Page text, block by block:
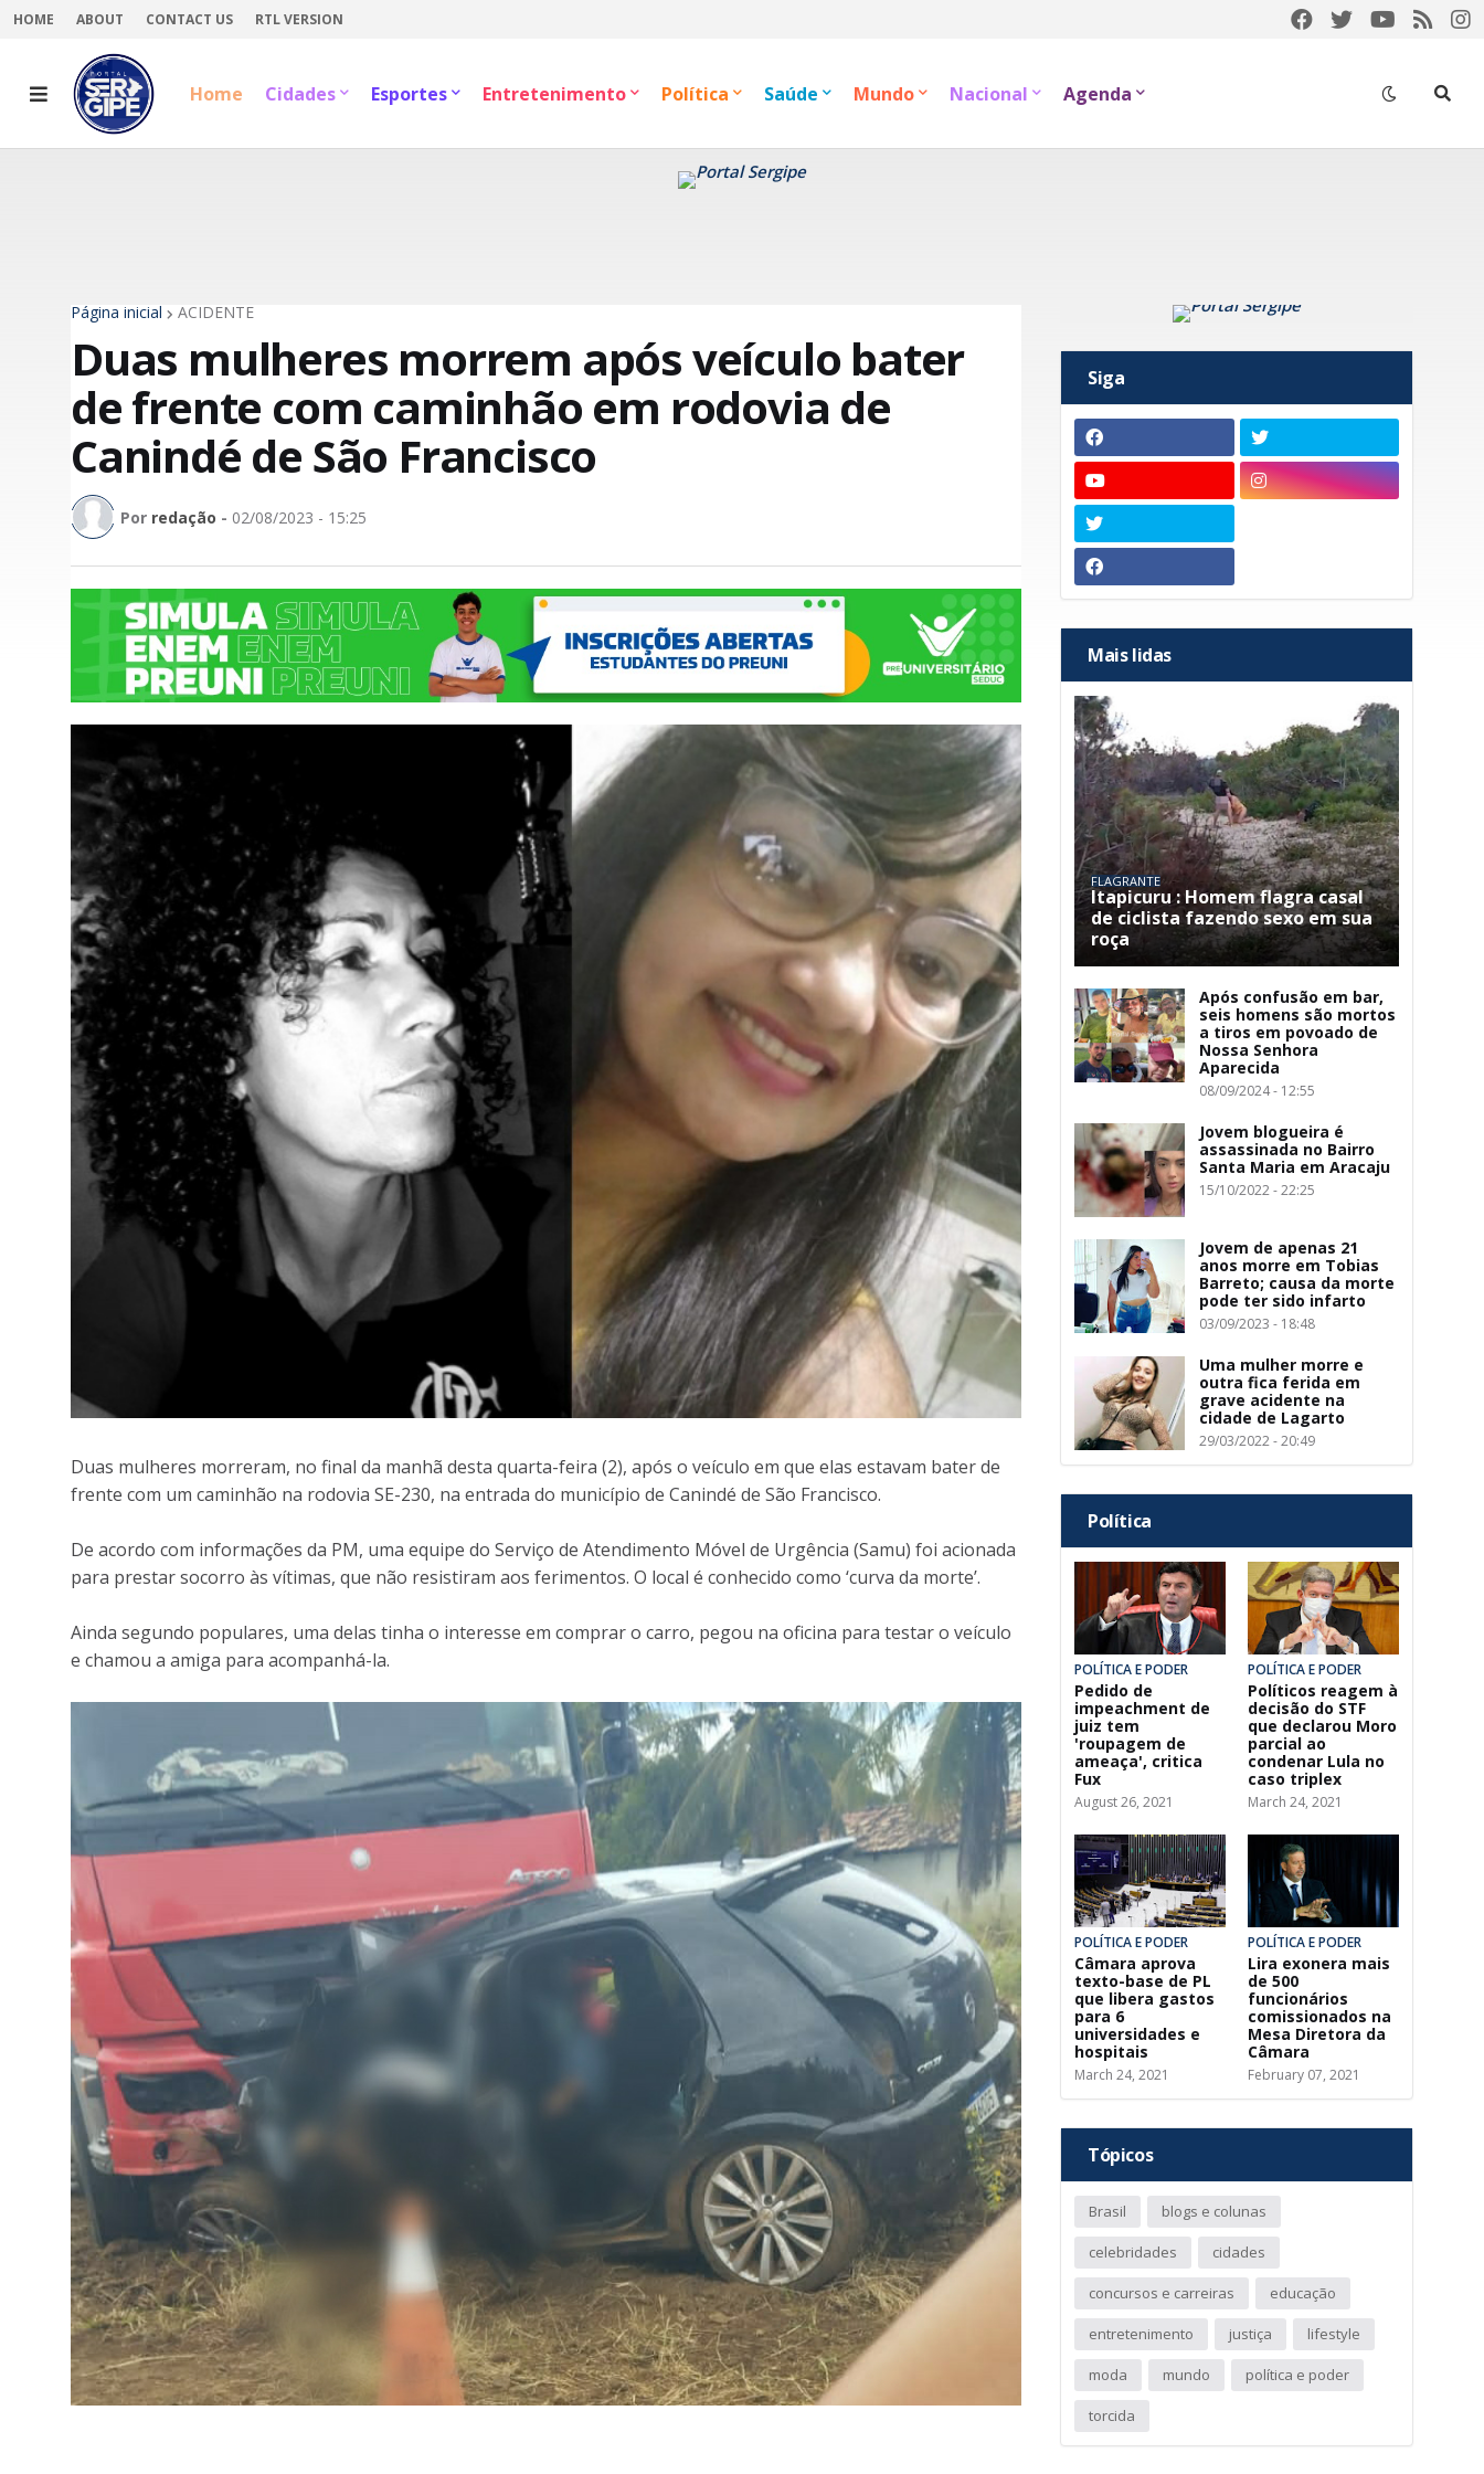
HOME ABOUT CONTACT US RTL VERSION
Home Cidades Esportes Entretenimento Política Saúde Mundo Nacional Agenda
Página inicial ACIDENTE
Duas mulheres morrem após veículo bater
de frente com caminhão em rodovia de
Canindé de São Francisco
Por redação - 02/08/2023 - 15:25
Duas mulheres morreram, no final da manhã desta quarta-feira (2), após o veículo em que elas estavam bater de
frente com um caminhão na rodovia SE-230, na entrada do município de Canindé de São Francisco.
De acordo com informações da PM, uma equipe do Serviço de Atendimento Móvel de Urgência (Samu) foi acionada
para prestar socorro às vítimas, que não resistiram aos ferimentos. O local é conhecido como ‘curva da morte’.
Ainda segundo populares, uma delas tinha o interesse em comprar o carro, pegou na oficina para testar o veículo
e chamou a amiga para acompanhá-la.
Siga
Mais lidas
FLAGRANTE
Itapicuru : Homem flagra casal
de ciclista fazendo sexo em sua
roça
Após confusão em bar,
seis homens são mortos
a tiros em povoado de
Nossa Senhora
Aparecida
08/09/2024 - 12:55
Jovem blogueira é
assassinada no Bairro
Santa Maria em Aracaju
15/10/2022 - 22:25
Jovem de apenas 21
anos morre em Tobias
Barreto; causa da morte
pode ter sido infarto
03/09/2023 - 18:48
Uma mulher morre e
outra fica ferida em
grave acidente na
cidade de Lagarto
29/03/2022 - 20:49
Política
POLÍTICA E PODER
Pedido de
impeachment de
juiz tem
'roupagem de
ameaça', critica
Fux
August 26, 2021
POLÍTICA E PODER
Políticos reagem à
decisão do STF
que declarou Moro
parcial ao
condenar Lula no
caso triplex
March 24, 2021
POLÍTICA E PODER
Câmara aprova
texto-base de PL
que libera gastos
para 6
universidades e
hospitais
March 24, 2021
POLÍTICA E PODER
Lira exonera mais
de 500
funcionários
comissionados na
Mesa Diretora da
Câmara
February 07, 2021
Tópicos
Brasil blogs e colunas
celebridades cidades
concursos e carreiras educação
entretenimento justiça lifestyle
moda mundo política e poder
torcida